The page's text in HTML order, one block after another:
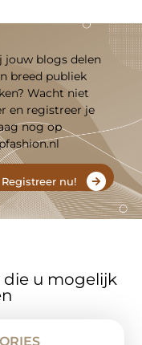
jouw blogs delen
breed publiek
Wacht niet
en registreer je
nog op
Registreer nu!
die u mogelijk